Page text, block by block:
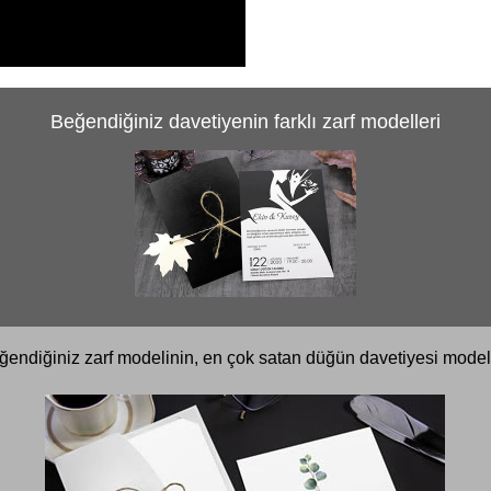
Beğendiğiniz davetiyenin farklı zarf modelleri
zarf modelinin, en çok satan düğün davetiyesi